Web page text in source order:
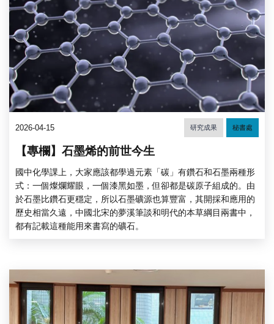
2026-04-15 研究成果 秘書處
【專欄】石墨烯的前世今生
國中化學課上，大家應該都學過元素「碳」有鑽石和石墨兩種形
式：一個燦爛耀眼，一個漆黑如墨，但卻都是碳原子組成的。由
於石墨比鑽石更穩定，所以石墨礦源也算豐富，其開採和應用的
歷史相當久遠，中國北宋的夢溪筆談和明代的本草綱目兩書中，
都有記載這種能用來書寫的礦石。